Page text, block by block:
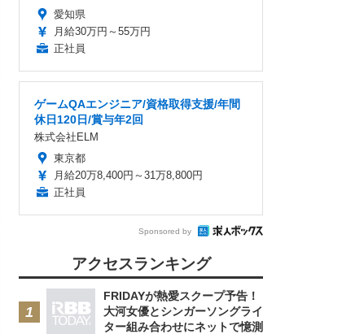
愛知県
月給30万円～55万円
正社員
ゲームQAエンジニア/資格取得支援/年間
休日120日/賞与年2回
株式会社ELM
東京都
月給20万8,400円～31万8,800円
正社員
Sponsored by
アクセスランキング
FRIDAYが熱愛スクープ予告！
大河女優とシンガーソングライ
ター組み合わせにネットで憶測